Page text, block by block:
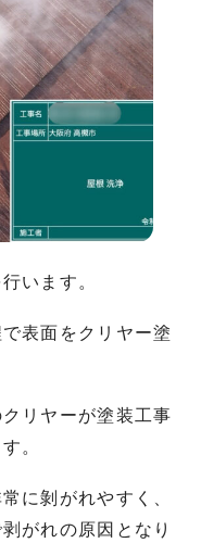
います。
表面をクリヤー塗
リヤーが塗装工事
。
に剝がれやすく、
がれの原因となり